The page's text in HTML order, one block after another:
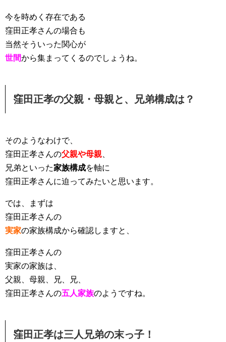
今を時めく存在である
窪田正孝さんの場合も
当然そういった関心が
世間から集まってくるのでしょうね。
窪田正孝の父親・母親と、兄弟構成は？
そのようなわけで、
窪田正孝さんの父親や母親
兄弟といった家族構成を軸に
窪田正孝さんに迫ってみたいと思います。
では、まずは
窪田正孝さんの
実家の家族構成から確認しますと、
窪田正孝さんの
実家の家族は、
父親、母親、兄、兄、
窪田正孝さんの五人家族のようですね。
窪田正孝は三人兄弟の末っ子！